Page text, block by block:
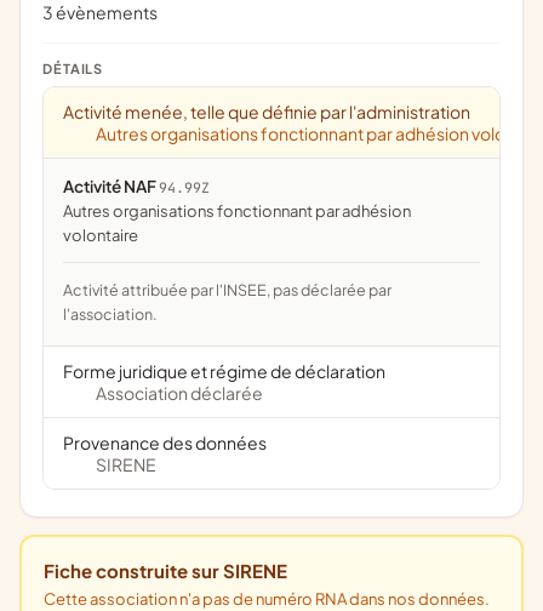
3 évènements
DÉTAILS
Activité menée, telle que définie par l'administration
Autres organisations fonctionnant par adhésion
Activité NAF94.99Z
Autres organisations fonctionnant par adhésion
volontaire
Activité attribuée par l'INSEE, pas déclarée par
l'association.
Forme juridique et régime de déclaration
Association déclarée
Provenance des données
SIRENE
Fiche construite sur SIRENE
Cette association n'a pas de numéro RNA dans nos données.